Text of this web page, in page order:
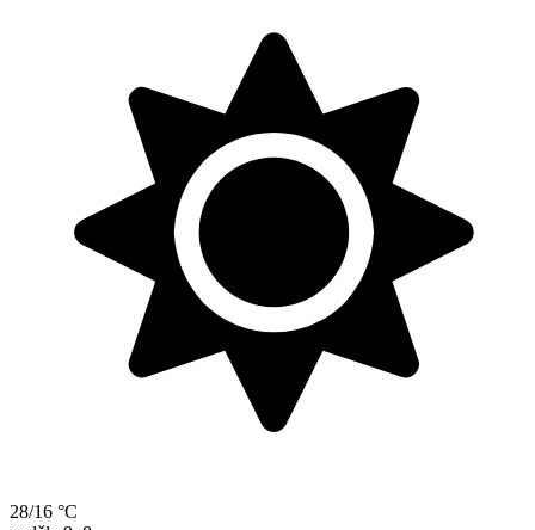
28/16 °C